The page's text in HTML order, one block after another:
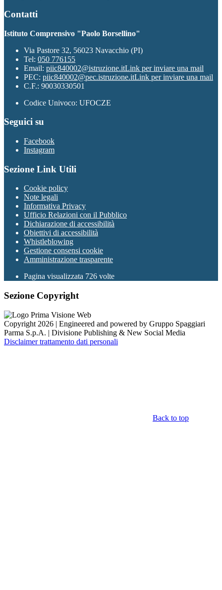
Contatti
Istituto Comprensivo "Paolo Borsellino"
Via Pastore 32, 56023 Navacchio (PI)
Tel: 050 776155
Email: piic840002@istruzione.itLink per inviare una mail
PEC: piic840002@pec.istruzione.itLink per inviare una mail
C.F.: 90030330501
Codice Univoco: UFOCZE
Seguici su
Facebook
Instagram
Sezione Link Utili
Cookie policy
Note legali
Informativa Privacy
Ufficio Relazioni con il Pubblico
Dichiarazione di accessibilità
Obiettivi di accessibilità
Whistleblowing
Gestione consensi cookie
Amministrazione trasparente
Pagina visualizzata 726 volte
Sezione Copyright
Copyright 2026 | Engineered and powered by Gruppo Spaggiari
Parma S.p.A. | Divisione Publishing & New Social Media
Disclaimer trattamento dati personali
Back to top